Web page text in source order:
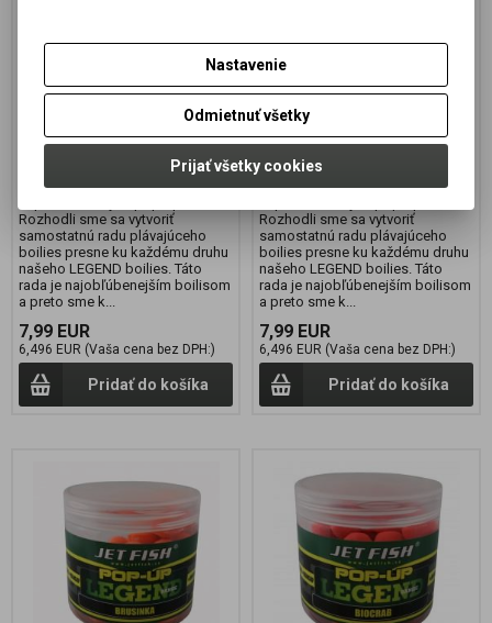
Katalógové číslo:192528
Záruka (mesiacov):
Hmotnosť balenia:0,01 kg
Prinášame novú radu naších
Rozhodli sme sa vytvoriť
samostatnú radu plávajúceho
boilies presne ku každému druhu
našeho LEGEND boilies. Táto
rada je najobľúbenejším boilisom
a preto sme k...
7,99 EUR
6,496 EUR (Vaša cena bez DPH:)
Pridať do košíka
Výrobca:
Katalógové číslo:192524
Termín dodania (dni):
Hmotnosť balenia:0,01 kg
Počet v balení:
Prinášame novú radu naších
Rozhodli sme sa vytvoriť
samostatnú radu plávajúceho
boilies presne ku každému druhu
našeho LEGEND boilies. Táto
rada je najobľúbenejším boilisom
a preto sme k...
7,99 EUR
6,496 EUR (Vaša cena bez DPH:)
Pridať do košíka
Nastavenie
Odmietnuť všetky
Prijať všetky cookies